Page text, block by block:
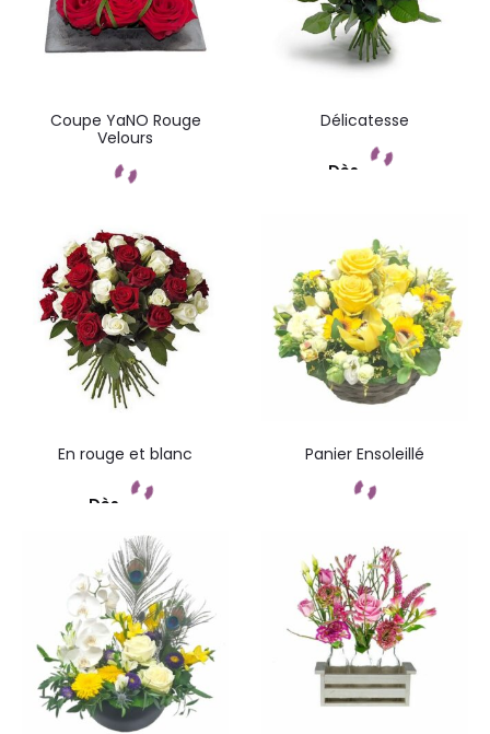
Coupe YaNO Rouge
Velours
Délicatesse
Dès
En rouge et blanc
Dès
Commandez
Panier Ensoleillé